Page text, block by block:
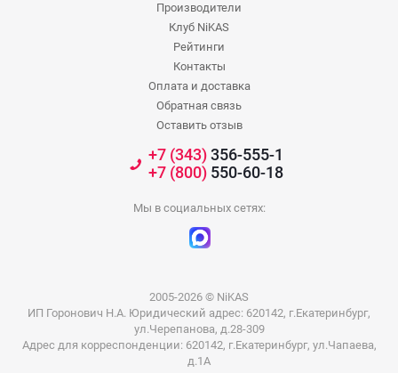
Производители
Клуб NiKAS
Рейтинги
Контакты
Оплата и доставка
Обратная связь
Оставить отзыв
+7 (343)356-555-1
+7 (800)550-60-18
Мы в социальных сетях:
2005-2026 © NiKAS
ИП Горонович Н.А. Юридический адрес: 620142, г.Екатеринбург,
ул.Черепанова, д.28-309
Адрес для корреспонденции: 620142, г.Екатеринбург, ул.Чапаева,
д.1А